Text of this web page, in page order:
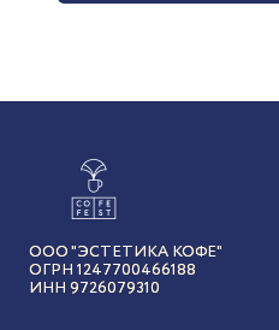
ООО "ЭСТЕТИКА КОФЕ"
ОГРН 1247700466188
ИНН 9726079310